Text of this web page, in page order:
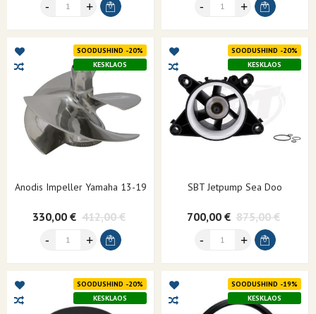
SOODUSHIND -20%
KESKLAOS
Anodis Impeller Yamaha 13-19
330,00 € 412,00 €
SOODUSHIND -20%
KESKLAOS
SBT Jetpump Sea Doo
700,00 € 875,00 €
SOODUSHIND -20%
KESKLAOS
SOODUSHIND -19%
KESKLAOS